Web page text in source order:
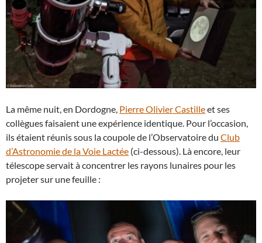
La même nuit, en Dordogne, Pierre Olivier Castilleet ses
collègues faisaient une expérience identique. Pour l’occasion,
ils étaient réunis sous la coupole de l’Observatoire du Club
d’Astronomie de la Voie Lactée (ci-dessous). Là encore, leur
télescope servait à concentrer les rayons lunaires pour les
projeter sur une feuille :